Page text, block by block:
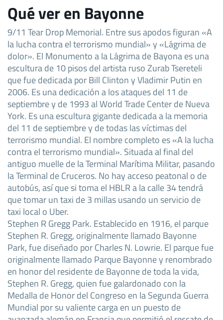
Qué ver en Bayonne
9/11 Tear Drop Memorial. Entre sus apodos figuran «A
la lucha contra el terrorismo mundial» y «Lágrima de
dolor». El Monumento a la Lágrima de Bayona es una
escultura de 10 pisos del artista ruso Zurab Tsereteli
que fue dedicada por Bill Clinton y Vladimir Putin en
2006. Es una dedicación a los ataques del 11 de
septiembre y de 1993 al World Trade Center de Nueva
York. Es una escultura gigante dedicada a la memoria
del 11 de septiembre y de todas las víctimas del
terrorismo mundial. El nombre completo es «A la lucha
contra el terrorismo mundial». Situada al final del
antiguo muelle de la Terminal Marítima Militar, pasando
la Terminal de Cruceros. No hay acceso peatonal o de
autobús, así que si toma el HBLR a la calle 34 tendrá
que tomar un taxi de 3 millas usando un servicio de
taxi local o Uber.
Stephen R Gregg Park. Establecido en 1916, el parque
Stephen R. Gregg, originalmente llamado Bayonne
Park, fue diseñado por Charles N. Lowrie. El parque fue
originalmente llamado Parque Bayonne y renombrado
en honor del residente de Bayonne de toda la vida,
Stephen R. Gregg, quien fue galardonado con la
Medalla de Honor del Congreso en la Segunda Guerra
Mundial por su valiente carga en un puesto de